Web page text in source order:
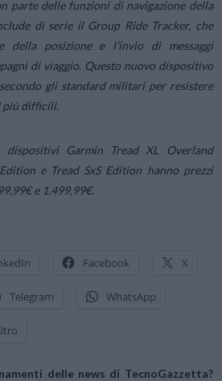
parte delle funzioni di navigazione della
di serie il Group Ride Tracker, che
della posizione e l’invio di messaggi
di viaggio. Questo nuovo dispositivo
gli standard militari per resistere
più difficili.
Garmin Tread XL Overland
e Tread SxS Edition hanno prezzi
e 1.499,99€.
Facebook X
Telegram WhatsApp
delle news di TecnoGazzetta?